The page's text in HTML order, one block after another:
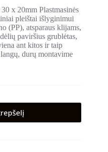
x 20mm Plastmasinės
pleištai išlyginimui
(PP), atsparaus klijams,
paviršius grublėtas,
ant kitos ir taip
durų montavime